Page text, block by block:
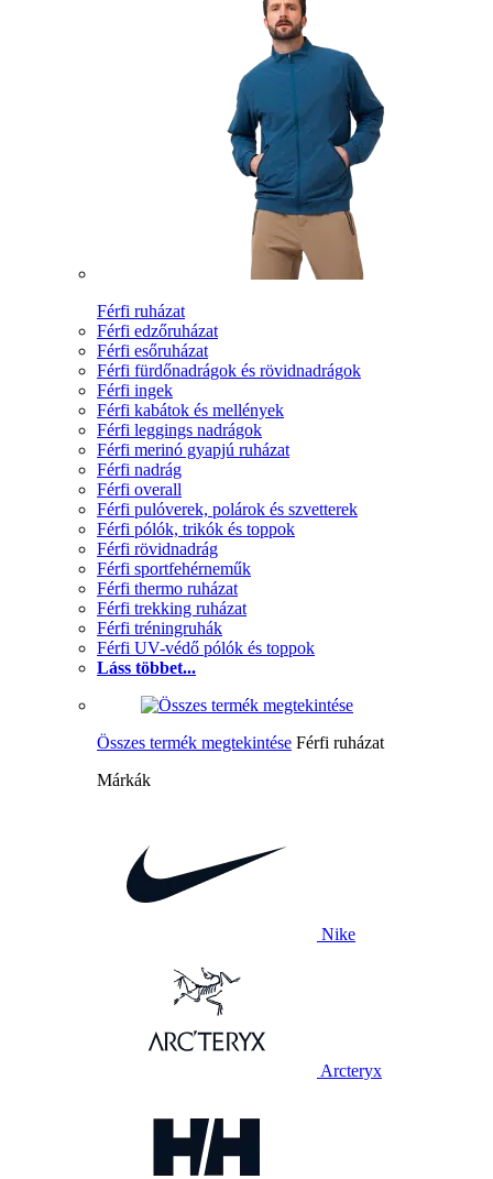
Férfi ruházat
Férfi edzőruházat
Férfi esőruházat
Férfi fürdőnadrágok és rövidnadrágok
Férfi ingek
Férfi kabátok és mellények
Férfi leggings nadrágok
Férfi merinó gyapjú ruházat
Férfi nadrág
Férfi overall
Férfi pulóverek, polárok és szvetterek
Férfi pólók, trikók és toppok
Férfi rövidnadrág
Férfi sportfehérneműk
Férfi thermo ruházat
Férfi trekking ruházat
Férfi tréningruhák
Férfi UV-védő pólók és toppok
Láss többet...
Összes termék megtekintése Férfi ruházat
Márkák
Nike
Arcteryx